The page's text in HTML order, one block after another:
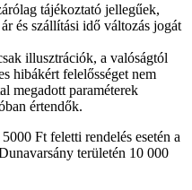
tájékoztató jellegűek,
és szállítási idő változás jogát
illusztrációk, a valóságtól
hibákért felelősséget nem
megadott paraméterek
értendők.
Ft feletti rendelés esetén a
területén 10 000